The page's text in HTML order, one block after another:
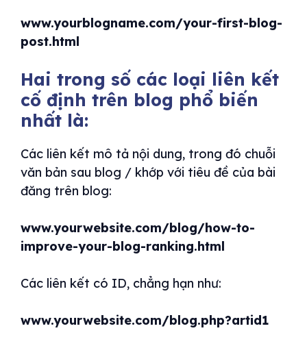
www.yourblogname.com/your-first-blog-
post.html
Hai trong số các loại liên kết
cố định trên blog phổ biến
nhất là:
Các liên kết mô tả nội dung, trong đó chuỗi
văn bản sau blog / khớp với tiêu đề của bài
đăng trên blog:
www.yourwebsite.com/blog/how-to-
improve-your-blog-ranking.html
Các liên kết có ID, chẳng hạn như:
www.yourwebsite.com/blog.php?artid1